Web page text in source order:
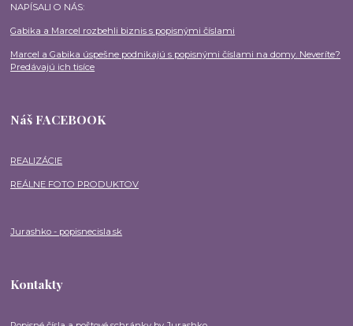
NAPÍSALI O NÁS:
Gabika a Marcel rozbehli biznis s popisnými číslami
Marcel a Gabika úspešne podnikajú s popisnými číslami na domy. Neveríte?
Predávajú ich tisíce
Náš FACEBOOK
REALIZÁCIE
REÁLNE FOTO PRODUKTOV
Jurashko - popisnecisla.sk
Kontakty